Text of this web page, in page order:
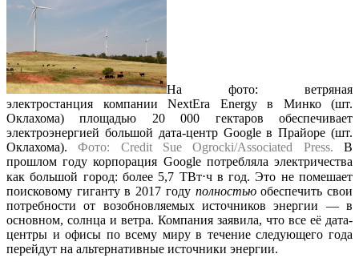
На фото: ветряная
электростанция компании NextEra Energy в Минко (шт.
Оклахома) площадью 20 000 гектаров обеспечивает
электроэнергией большой дата-центр Google в Прайоре (шт.
Оклахома).Фото: Credit Sue Ogrocki/Associated Press.В
прошлом году корпорация Google потребляла электричества
как большой город: более 5,7 ТВт⋅ч в год. Это не помешает
поисковому гиганту в 2017 году полностьюобеспечить свои
потребности от возобновляемых источников энергии — в
основном, солнца и ветра. Компания заявила, что все её дата-
центры и офисы по всему миру в течение следующего года
перейдут на альтернативные источники энергии.